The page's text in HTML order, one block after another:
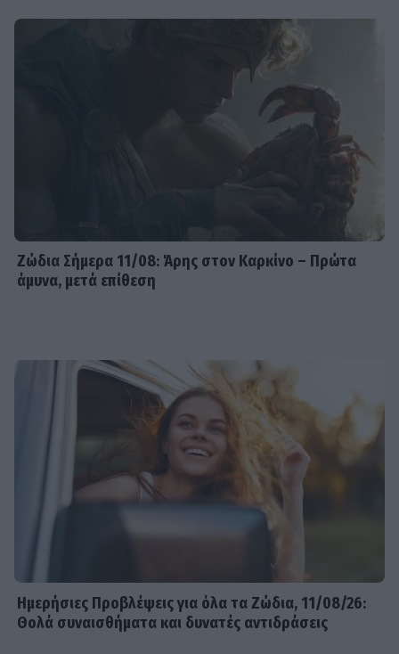
Ζώδια Σήμερα 11/08: Άρης στον Καρκίνο – Πρώτα
άμυνα, μετά επίθεση
Ημερήσιες Προβλέψεις για όλα τα Ζώδια, 11/08/26:
Θολά συναισθήματα και δυνατές αντιδράσεις